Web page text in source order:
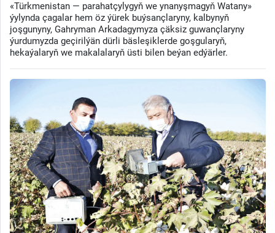
«Türkmenistan — parahatçylygyň we ynanyşmagyň Watany»
ýylynda çagalar hem öz ýürek buýsançlaryny, kalbynyň
joşgunyny, Gahryman Arkadagymyza çäksiz guwançlaryny
ýurdumyzda geçirilýän dürli bäsleşiklerde goşgularyň,
hekaýalaryň we makalalaryň üsti bilen beýan edýärler.